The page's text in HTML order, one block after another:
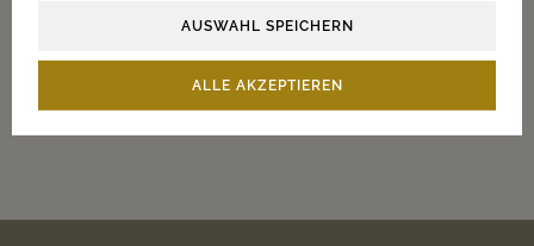
AUSWAHL SPEICHERN
ALLE AKZEPTIEREN